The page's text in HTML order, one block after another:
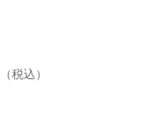
税込）